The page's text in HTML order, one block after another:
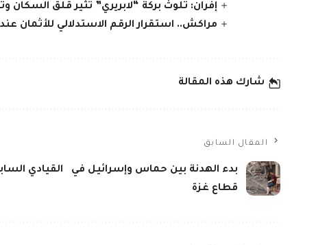
إفران: تلوث بركة “لابريري” تثير قلق السكان
مراكش.. استقرار الرقم الاستدلالي للأثمان
شارك هذه المقالة
المقال السابق
بدء الهدنة بين حماس وإسرائيل في
قطاع غزة
القيادي